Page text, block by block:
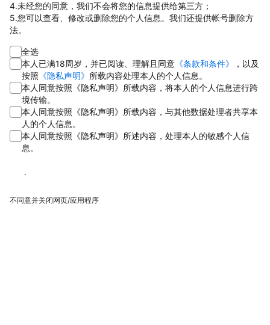
4.未经您的同意，我们不会将您的信息提供给第三方；
5.您可以查看、修改或删除您的个人信息。我们还提供帐号删除方
法。
全选
本人已满18周岁，并已阅读、理解且同意 《条款和条件》
，以及
按照 《隐私声明》 所载内容处理本人的个人信息。
本人同意按照《隐私声明》所载内容，将本人的个人信息进行跨
境传输。
本人同意按照《隐私声明》所载内容，与其他数据处理者共享本
人的个人信息。
本人同意按照《隐私声明》所述内容，处理本人的敏感个人信
息。
同意
不同意并关闭网页/应用程序